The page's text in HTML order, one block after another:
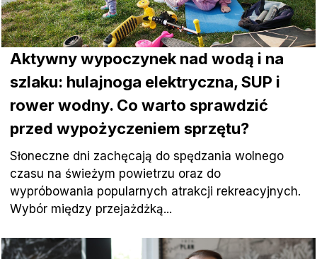
Aktywny wypoczynek nad wodą i na
szlaku: hulajnoga elektryczna, SUP i
rower wodny. Co warto sprawdzić
przed wypożyczeniem sprzętu?
Słoneczne dni zachęcają do spędzania wolnego
czasu na świeżym powietrzu oraz do
wypróbowania popularnych atrakcji rekreacyjnych.
Wybór między przejażdżką...